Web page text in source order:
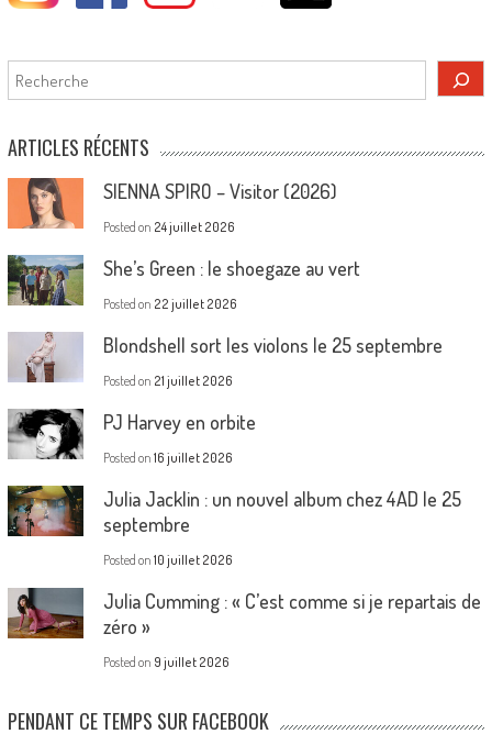
Rechercher
ARTICLES RÉCENTS
SIENNA SPIRO – Visitor (2026)
Posted on 24 juillet 2026
She’s Green : le shoegaze au vert
Posted on 22 juillet 2026
Blondshell sort les violons le 25 septembre
Posted on 21 juillet 2026
PJ Harvey en orbite
Posted on 16 juillet 2026
Julia Jacklin : un nouvel album chez 4AD le 25
septembre
Posted on 10 juillet 2026
Julia Cumming : « C’est comme si je repartais de
zéro »
Posted on 9 juillet 2026
PENDANT CE TEMPS SUR FACEBOOK